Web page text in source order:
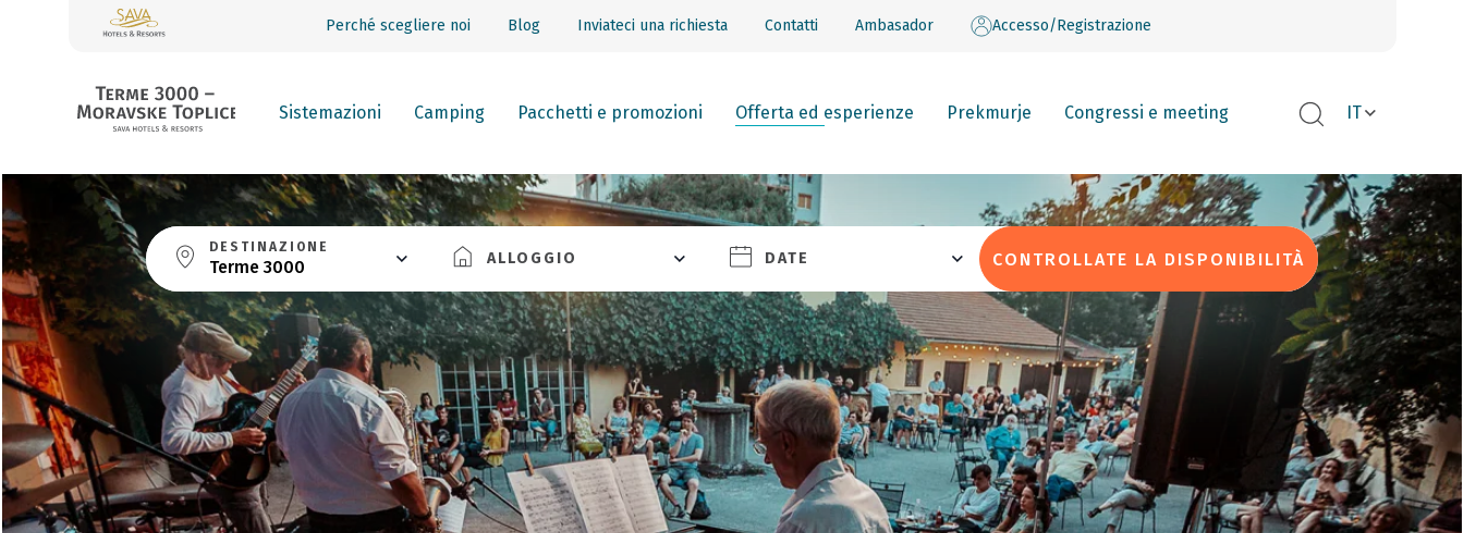
Perché scegliere noi Blog Inviateci una richiesta Contatti Ambasador Accesso/Registrazione
Sistemazioni Camping Pacchetti e promozioni Offerta ed esperienze Prekmurje Congressi e meeting IT
DESTINAZIONE
Terme 3000 ALLOGGIO DATE CONTROLLATE LA DISPONIBILITÀ